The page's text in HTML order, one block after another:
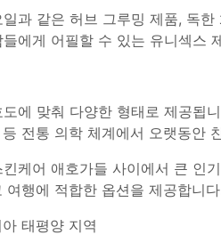
과 같은 허브 그루밍 제품, 독
에게 어필할 수 있는 유니섹스
에 맞춰 다양한 형태로 제공됩
전통 의학 체계에서 오랫동안
케어 애호가들 사이에서 큰 인
행에 적합한 옵션을 제공합니
태평양 지역